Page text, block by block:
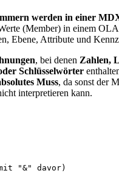
werden in einer
(Member) in einem
Ebene, Attribute und
, bei denen Zahlen,
Schlüsselwörter
Muss, da sonst der
interpretieren kann.
"&" davor)